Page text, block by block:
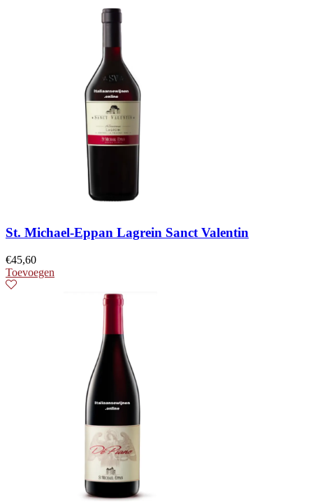
St. Michael-Eppan Lagrein Sanct Valentin
€45,60
Toevoegen